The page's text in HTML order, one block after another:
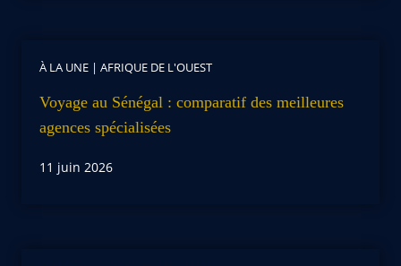
À LA UNE | AFRIQUE DE L'OUEST
Voyage au Sénégal : comparatif des meilleures
agences spécialisées
11 juin 2026